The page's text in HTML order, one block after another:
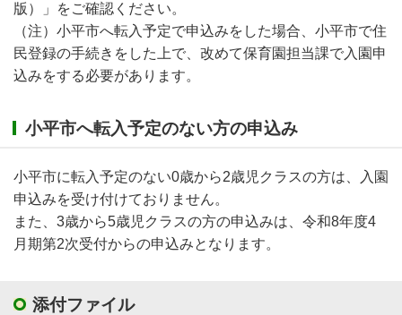
版）」をご確認ください。
（注）小平市へ転入予定で申込みをした場合、小平市で住
民登録の手続きをした上で、改めて保育園担当課で入園申
込みをする必要があります。
小平市へ転入予定のない方の申込み
小平市に転入予定のない0歳から2歳児クラスの方は、入園
申込みを受け付けておりません。
また、3歳から5歳児クラスの方の申込みは、令和8年度4
月期第2次受付からの申込みとなります。
添付ファイル